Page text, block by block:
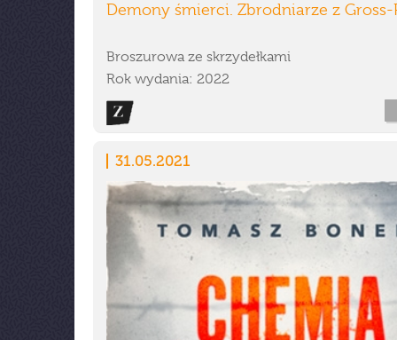
Demony śmierci. Zbrodniarze z Gross-
Broszurowa ze skrzydełkami
Rok wydania: 2022
31.05.2021